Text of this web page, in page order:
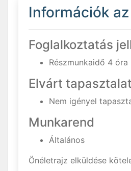
Információk
Foglalkoztatás
Részmunkaidő 4 óra
Elvárt tapasztalat
Nem igényel
Munkarend
Általános
Önéletrajz elküldése